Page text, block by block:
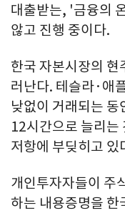
대출받는, '금융의
않고 진행 중이다.
한국 자본시장의 현
러난다. 테슬라·애
낮없이 거래되는
12시간으로 늘리
저항에 부딪히고 있
개인투자자들이 주
하는 내용증명을